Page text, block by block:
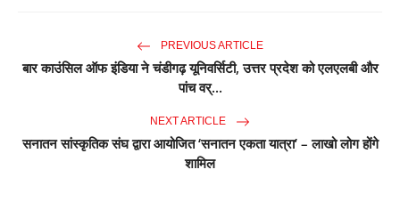
PREVIOUS ARTICLE
बार काउंसिल ऑफ इंडिया ने चंडीगढ़ यूनिवर्सिटी, उत्तर प्रदेश को एलएलबी और
पांच वर्...
NEXT ARTICLE
सनातन सांस्कृतिक संघ द्वारा आयोजित ‘सनातन एकता यात्रा’ – लाखो लोग होंगे
शामिल